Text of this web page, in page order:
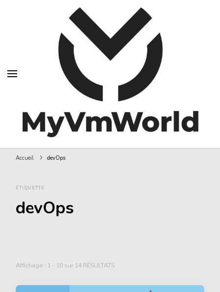
MyVMworld
Accueil devOps
ÉTIQUETTE
devOps
Affichage : 1 - 10 sur 14 RÉSULTATS